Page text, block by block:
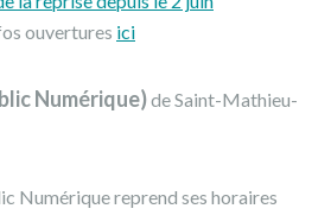
ouvertures ici
Numérique)de Saint-Mathieu-
Numérique reprend ses horaires